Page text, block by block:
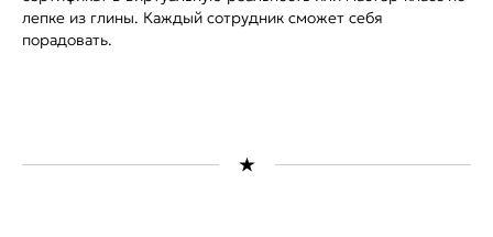
лепке из глины. Каждый сотрудник сможет себя
порадовать.